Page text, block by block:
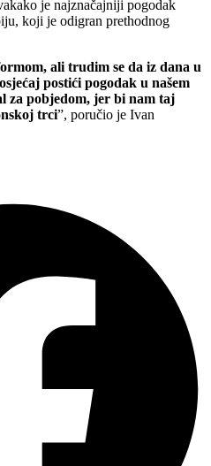
je najznačajniji pogodak
koji je odigran prethodnog
ali trudim se da iz dana u
postići pogodak u našem
za pobjedom, jer bi nam taj
trci”, poručio je Ivan